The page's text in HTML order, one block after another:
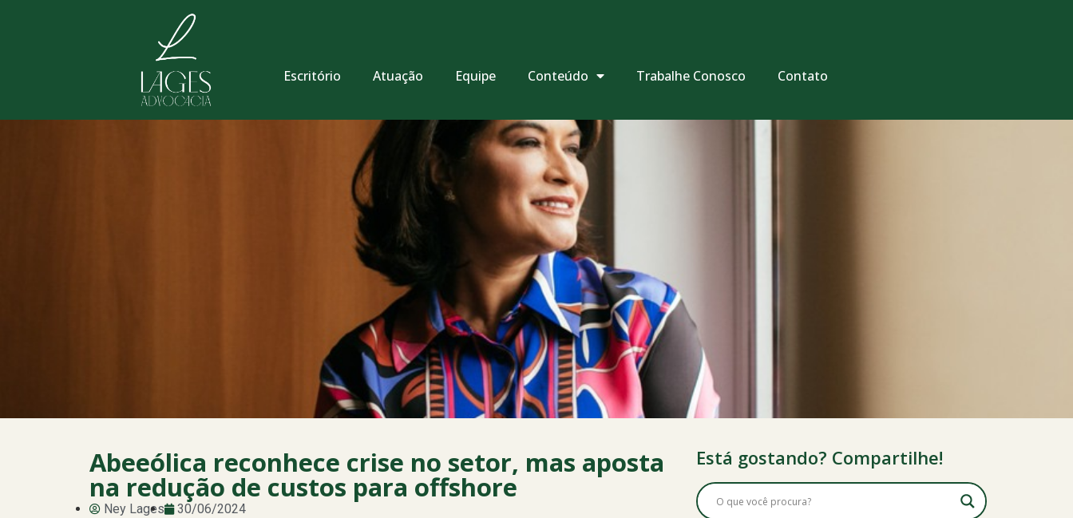
Escritório Atuação Equipe Conteúdo Trabalhe Conosco Contato
Abeeólica reconhece crise no setor, mas aposta
na redução de custos para offshore
Ney Lages 30/06/2024
Está gostando? Compartilhe!